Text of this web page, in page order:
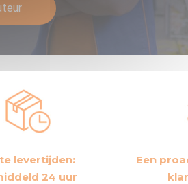
levertijden:
24 uur
Een